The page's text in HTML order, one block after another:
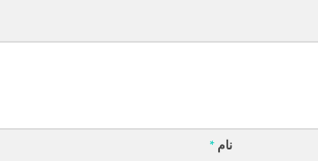
نام*